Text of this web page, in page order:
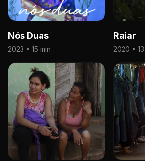
Nós Duas
2023 • 15 min
Raiar
2020 •